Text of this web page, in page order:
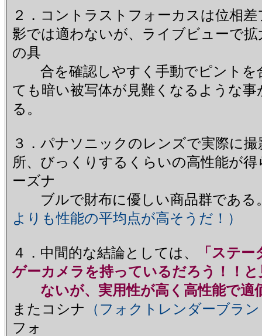
２．コントラストフォーカスは位相
影では適わないが、ライブビューで
の具
合を確認しやすく手動でピントを
ても暗い被写体が見難くなるような
る。
３．パナソニックのレンズで実際に
所、びっくりするくらいの高性能が
ーズナ
ブルで財布に優しい商品群である
よりも性能の平均点が高そうだ！）
４．中間的な結論としては、
「ステ
ゲーカメラを持っているだろう！！
ないが、実用性が高く高性能で適
またコシナ
（フォクトレンダーブラ
フォ